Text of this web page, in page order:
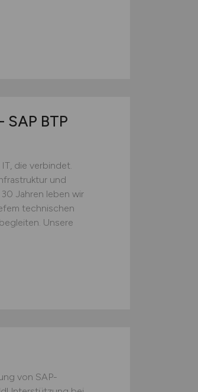
BTP
die verbindet.
und
Jahren leben wir
technischen
Unsere
von SAP-